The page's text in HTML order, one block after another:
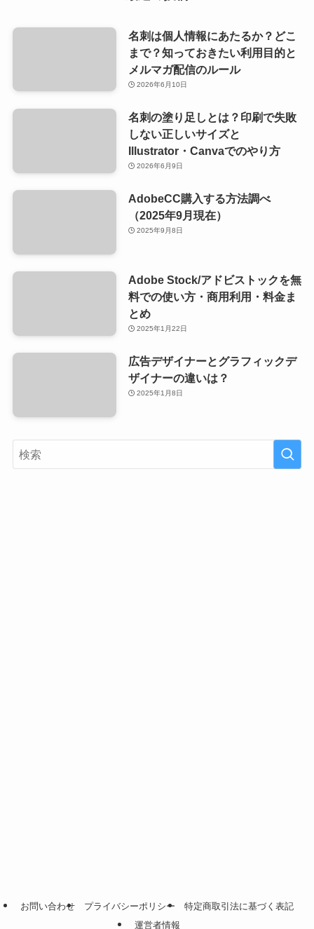
名刺は個人情報にあたるか？どこ
まで？知っておきたい利用目的と
メルマガ配信のルール
2026年6月10日
名刺の塗り足しとは？印刷で失敗
しない正しいサイズと
Illustrator・Canvaでのやり方
2026年6月9日
AdobeCC購入する方法調べ
（2025年9月現在）
2025年9月8日
Adobe Stock/アドビストックを無
料での使い方・商用利用・料金ま
とめ
2025年1月22日
広告デザイナーとグラフィックデ
ザイナーの違いは？
2025年1月8日
お問い合わせ プライバシーポリシー
特定商取引法に基づく表記
運営者情報